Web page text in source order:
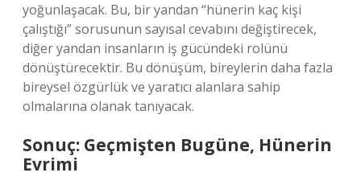
yoğunlaşacak. Bu, bir yandan “hünerin kaç kişi
çalıştığı” sorusunun sayısal cevabını değiştirecek,
diğer yandan insanların iş gücündeki rolünü
dönüştürecektir. Bu dönüşüm, bireylerin daha fazla
bireysel özgürlük ve yaratıcı alanlara sahip
olmalarına olanak tanıyacak.
Sonuç: Geçmişten Bugüne, Hünerin
Evrimi